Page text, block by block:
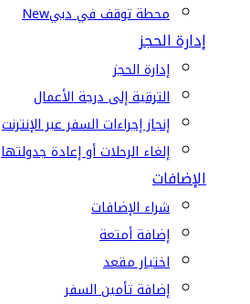
محطة توقف في دبيNew
إدارة الحجز
إدارة الحجز
الترقية إلى درجة الأعمال
إنجاز إجراءات السفر عبر الإنترنت
إلغاء الرحلات أو إعادة جدولتها
الإضافات
شراء الإضافات
إضافة أمتعة
اختيار مقعد
إضافة تأمين السفر